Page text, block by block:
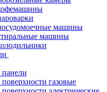
машины
машины
газовые